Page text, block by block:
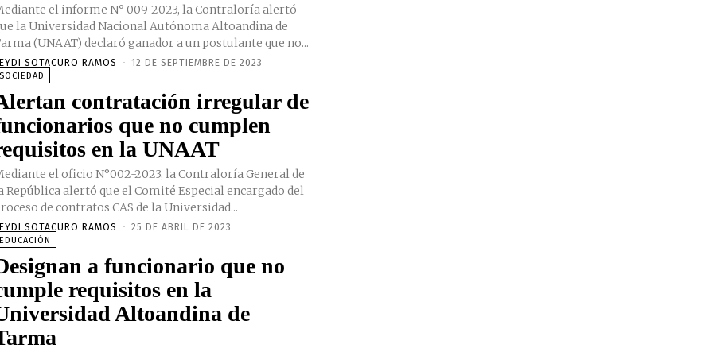
el informe N° 009-2023, la Contraloría alertó
la Universidad Nacional Autónoma Altoandina de
(UNAAT) declaró ganador a un postulante que no...
SOTACURO RAMOS - 12 DE SEPTIEMBRE DE 2023
SOCIEDAD
contratación irregular de
que no cumplen
en la UNAAT
el oficio N°002-2023, la Contraloría General de
República alertó que el Comité Especial encargado del
de contratos CAS de la Universidad...
SOTACURO RAMOS - 25 DE ABRIL DE 2023
EDUCACIÓN
a funcionario que no
requisitos en la
Altoandina de